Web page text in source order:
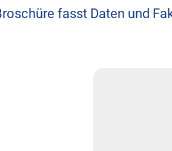
fasst Daten und